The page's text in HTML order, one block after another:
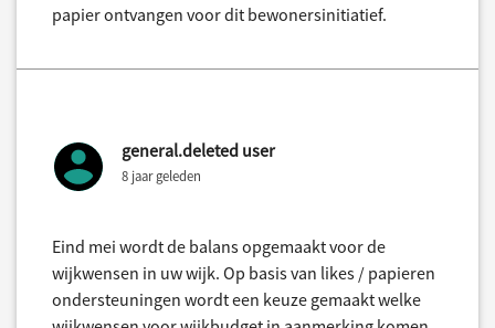
papier ontvangen voor dit bewonersinitiatief.
general.deleted user
8 jaar geleden
Eind mei wordt de balans opgemaakt voor de
wijkwensen in uw wijk. Op basis van likes / papieren
ondersteuningen wordt een keuze gemaakt welke